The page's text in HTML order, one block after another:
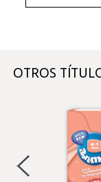
OTROS